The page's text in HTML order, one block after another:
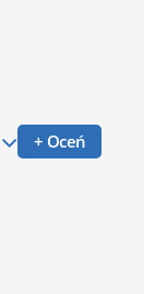
+ Oceń